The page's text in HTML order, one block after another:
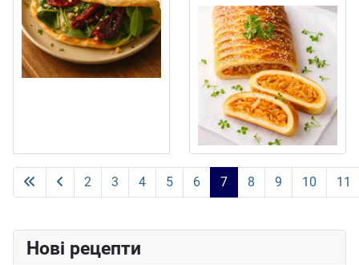
Сторінка 7 із 11
2 3 4 5 6 7 8 9 10 11
Нові рецепти